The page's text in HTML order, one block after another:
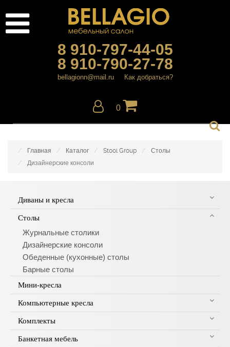
8 910-797-44-05
8 910-790-27-78
bellagionn@mail.ru Как добраться?
0
Главная Каталог Stool Group
Столы
Дизайнерские консоли
Диваны и кресла
Столы
Журнальные столики
Дизайнерские консоли
Обеденные (кухонные) столы
Барные столы
Мини-кресла
Компьютерные кресла
Комплекты
Банкетная мебель